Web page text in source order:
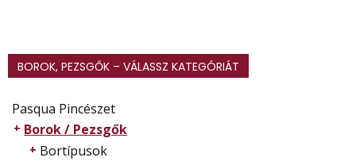
BOROK, PEZSGŐK – VÁLASSZ KATEGÓRIÁT
Pasqua Pincészet
Borok / Pezsgők
Bortípusok